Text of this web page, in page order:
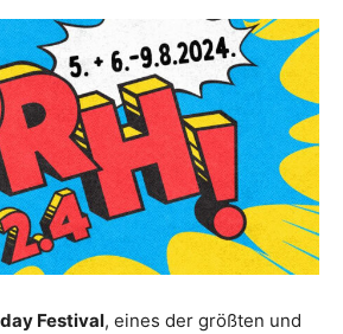
Festival, eines der größten und